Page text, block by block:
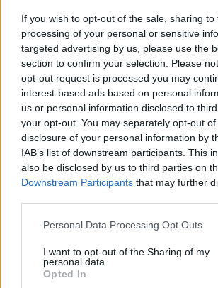
If you wish to opt-out of the sale, sharing
processing of your personal or sensitive
targeted advertising by us, please use the
section to confirm your selection. Please
opt-out request is processed you may
interest-based ads based on personal
us or personal information disclosed to
your opt-out. You may separately opt-out
disclosure of your personal information by
IAB’s list of downstream participants. This
also be disclosed by us to third parties on
Downstream Participants that may further
Please note that this website/app uses one
not limited to your visit or usage behaviour.
grant or deny consent to Google and its
use your data for below specified purposes
Personal Data Processing Opt Outs
I want to opt-out of the Sharing of my
personal data.
Opted In
műsorok esetében kiemelkedő.
Másfél év után újra a közmédia
Magyar Péter, a Tisza Párt elnöke
miniszterelnök, miután
jelentős fölénnyel megnyerte a
írja cikkében a Médiapiac. A lap
első szereplése a közmédiában
politikai, hanem médiapiaci
kiemelkedő eseménynek
legmagasabb nézettségét hozta.